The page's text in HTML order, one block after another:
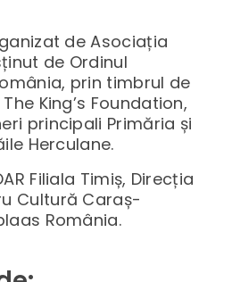
de Asociația
de Ordinul
prin timbrul de
King’s Foundation,
principali Primăria și
Herculane.
Filiala Timiș, Direcția
Cultură Caraș-
România.